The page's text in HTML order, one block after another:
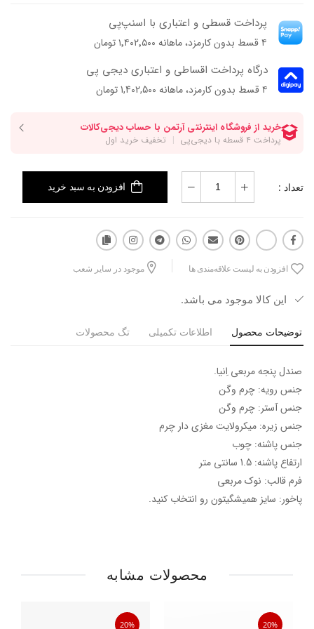
پرداخت قسطی و اعتباری با اسنپ‌پی
۴ قسط بدون کارمزد، ماهانه ۱٬۴۰۲٬۵۰۰ تومان
درگاه پرداخت اقساطی و اعتباری دیجی پی
۴ قسط بدون کارمزد، ماهانه 1,402,500 تومان
تعداد : افزودن به سبد خرید
افزودن به لیست علاقه‌مندی ها موجود در سایر شعب
این کالا موجود می باشد.
توضیحات محصول اطلاعات تکمیلی تگ محصولات
صندل پنجه مربعی اِنیا.
جنس رویه: چرم وگن
جنس آستر: چرم وگن
جنس زیره: میکرولایت مغزی دار چرم
جنس پاشنه: چوب
ارتفاع پاشنه: 1.5 سانتی متر
فرم قالب: نوک مربعی
پاخور: سایز همیشگیتون رو انتخاب کنید.
محصولات مشابه
20%
20%